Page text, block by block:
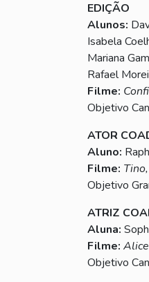
EDIÇÃO
Alunos:
Isabela
Mariana
Rafael
Filme:
Objetivo
ATOR
Aluno:
Filme:
Objetivo
ATRIZ
Aluna:
Filme:
Objetivo